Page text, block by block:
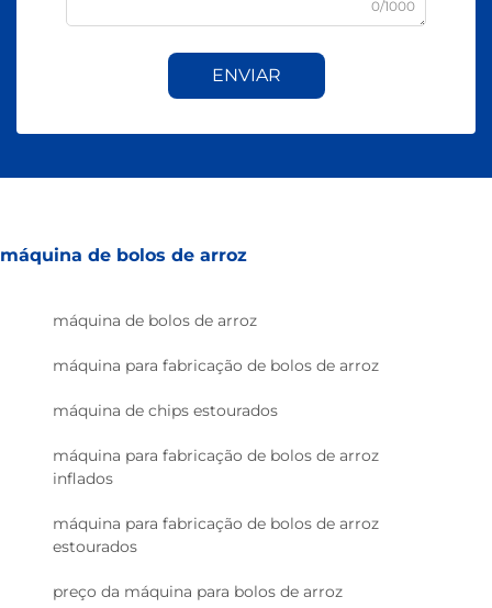
0/1000
ENVIAR
máquina de bolos de arroz
máquina de bolos de arroz
máquina para fabricação de bolos de arroz
máquina de chips estourados
máquina para fabricação de bolos de arroz
inflados
máquina para fabricação de bolos de arroz
estourados
preço da máquina para bolos de arroz